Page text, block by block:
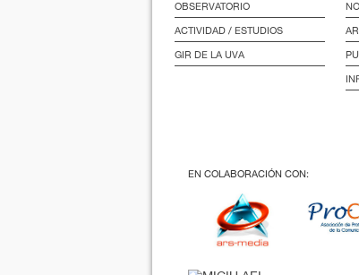
OBSERVATORIO
ACTIVIDAD / ESTUDIOS
GIR DE LA UVA
EN COLABORACIÓN CON: